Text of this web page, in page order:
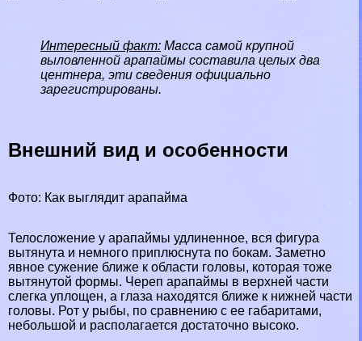
Интересный факт: Масса самой крупной
выловленной арапаймы составила целых два
центнера, эти сведения официально
зарегистрированы.
Внешний вид и особенности
Фото: Как выглядит арапайма
Телосложение у арапаймы удлиненное, вся фигура
вытянута и немного приплюснута по бокам. Заметно
явное сужение ближе к области головы, которая тоже
вытянутой формы. Череп арапаймы в верхней части
слегка уплощен, а глаза находятся ближе к нижней части
головы. Рот у рыбы, по сравнению с ее габаритами,
небольшой и располагается достаточно высоко.